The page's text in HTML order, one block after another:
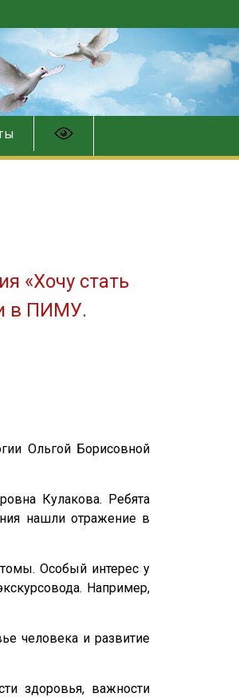
«Хочу стать
в ПИМУ.
Ольгой Борисовной
Кулакова. Ребята
нашли отражение в
Особый интерес у
Например,
человека и развитие
здоровья, важности